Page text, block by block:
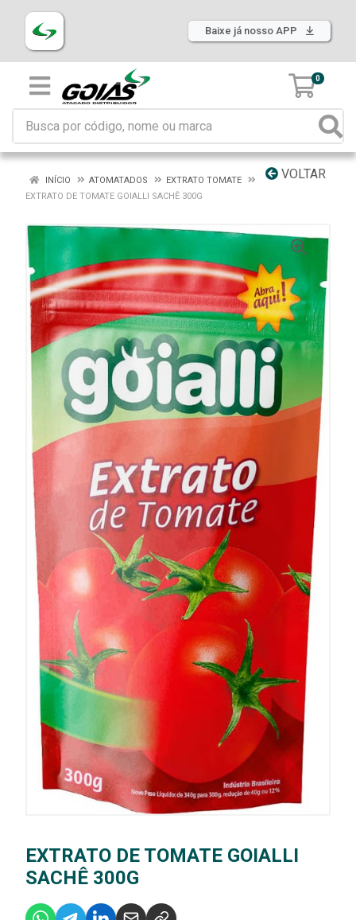
Baixe já nosso APP
0
VOLTAR
INÍCIO ATOMATADOS
EXTRATO TOMATE
EXTRATO DE TOMATE GOIALLI SACHÊ 300G
EXTRATO DE TOMATE GOIALLI
SACHÊ 300G